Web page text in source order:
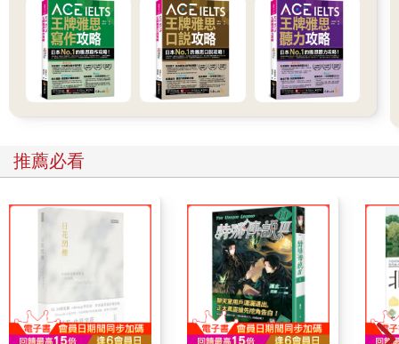
推薦必看